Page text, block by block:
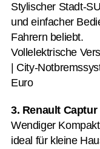
Stylischer Stadt-
und einfacher
Fahrern beliebt.
Vollelektrische
| City-
Euro
3. Renault Captur
Wendiger
ideal für kleine